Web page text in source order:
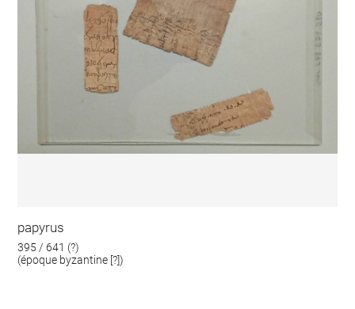
papyrus
395 / 641 (?)
(époque byzantine [?])